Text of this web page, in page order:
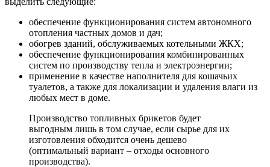
обеспечение функционирования систем автономного
отопления частных домов и дач;
обогрев зданий, обслуживаемых котельными ЖКХ;
обеспечение функционирования комбинированных
систем по производству тепла и электроэнергии;
применение в качестве наполнителя для кошачьих
туалетов, а также для локализации и удаления влаги из
любых мест в доме.
Производство топливных брикетов будет
выгодным лишь в том случае, если сырье для их
изготовления обходится очень дешево
(оптимальный вариант – отходы основного
производства).